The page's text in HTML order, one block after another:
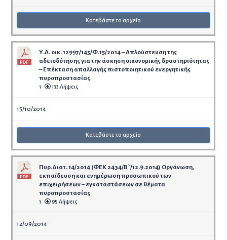
Κατεβάστε το αρχείο
Υ.Α. οικ. 12997/145/Φ.15/2014 – Απλούστευση της
αδειοδότησης για την άσκηση οικονομικής δραστηριότητας
– Επέκταση απαλλαγής πιστοποιητικού ενεργητικής
πυροπροστασίας
1 133 Λήψεις
15/10/2014
Κατεβάστε το αρχείο
Πυρ.Διατ. 14/2014 (ΦΕΚ 2434/Β`/12.9.2014) Οργάνωση,
εκπαίδευση και ενημέρωση προσωπικού των
επιχειρήσεων − εγκαταστάσεων σε θέματα
πυροπροστασίας
1 95 Λήψεις
12/09/2014